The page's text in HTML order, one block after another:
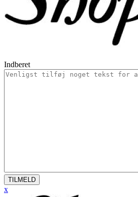
Indberet
TILMELD
x